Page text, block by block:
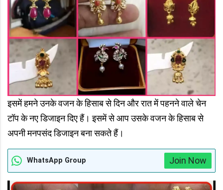
इसमें हमने उनके वजन के हिसाब से दिन और रात में पहनने वाले चेन
टॉप के नए डिजाइन दिए हैं। इसमें से आप उसके वजन के हिसाब से
अपनी मनपसंद डिजाइन बना सकते हैं।
WhatsApp Group Join Now